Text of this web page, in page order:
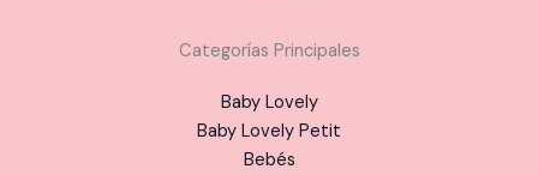
Categorías Principales
Baby Lovely
Baby Lovely Petit
Bebés